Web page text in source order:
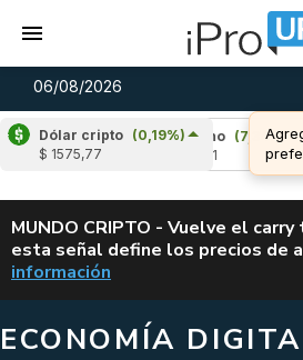
06/08/2026
Dólar cripto (0,19%)
$ 1575,77
Cardano
(7,34%)
ALERTA
MUNDO CRIPTO - Vuelve el
esta señal define los precios de
información
ECONOMÍA